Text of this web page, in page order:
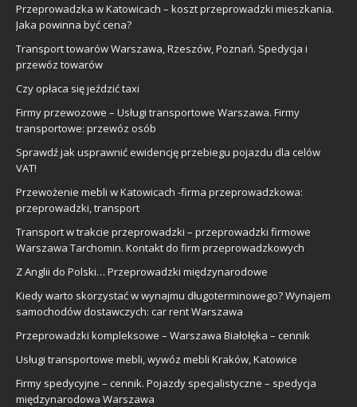
Przeprowadzka w Katowicach – koszt przeprowadzki mieszkania.
Jaka powinna być cena?
Transport towarów Warszawa, Rzeszów, Poznań. Spedycja i
przewóz towarów
Czy opłaca się jeździć taxi
Firmy przewozowe – Usługi transportowe Warszawa. Firmy
transportowe: przewóz osób
Sprawdź jak usprawnić ewidencję przebiegu pojazdu dla celów
VAT!
Przewożenie mebli w Katowicach -firma przeprowadzkowa:
przeprowadzki, transport
Transport w trakcie przeprowadzki – przeprowadzki firmowe
Warszawa Tarchomin. Kontakt do firm przeprowadzkowych
Z Anglii do Polski… Przeprowadzki międzynarodowe
Kiedy warto skorzystać w wynajmu długoterminowego? Wynajem
samochodów dostawczych: car rent Warszawa
Przeprowadzki kompleksowe – Warszawa Białołęka – cennik
Usługi transportowe mebli, wywóz mebli Kraków, Katowice
Firmy spedycyjne – cennik. Pojazdy specjalistyczne – spedycja
międzynarodowa Warszawa